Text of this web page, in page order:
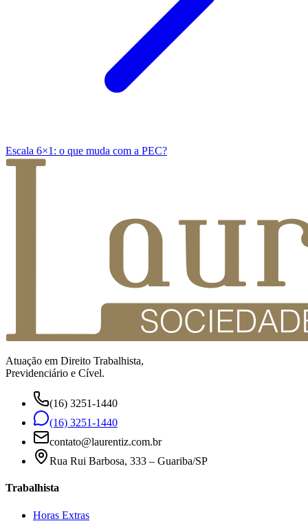
Escala 6×1: o que muda com a PEC?
Atuação em Direito Trabalhista,
Previdenciário e Cível.
(16) 3251-1440
(16) 3251-1440
contato@laurentiz.com.br
Rua Rui Barbosa, 333 – Guariba/SP
Trabalhista
Horas Extras